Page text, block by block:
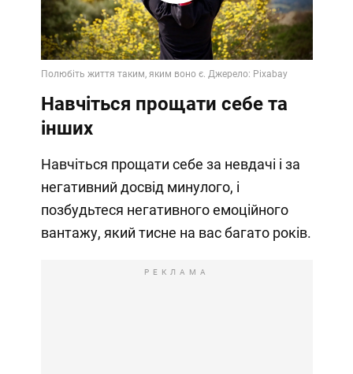
Video
Навчіться прощати себе та
інших
Навчіться прощати себе за невдачі і за
негативний досвід минулого, і
позбудьтеся негативного емоційного
вантажу, який тисне на вас багато років.
РЕКЛАМА